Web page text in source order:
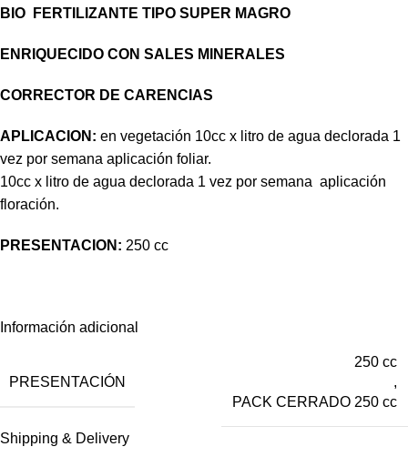
BIO FERTILIZANTE TIPO SUPER MAGRO
ENRIQUECIDO CON SALES MINERALES
CORRECTOR DE CARENCIAS
APLICACION: en vegetación 10cc x litro de agua declorada 1
vez por semana aplicación foliar.
10cc x litro de agua declorada 1 vez por semana aplicación
floración.
PRESENTACION: 250 cc
Información adicional
PRESENTACIÓN
250 cc
,
PACK CERRADO 250 cc
Shipping & Delivery